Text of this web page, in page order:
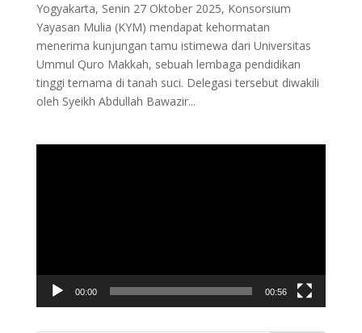
Yogyakarta, Senin 27 Oktober 2025, Konsorsium
Yayasan Mulia (KYM) mendapat kehormatan
menerima kunjungan tamu istimewa dari Universitas
Ummul Quro Makkah, sebuah lembaga pendidikan
tinggi ternama di tanah suci. Delegasi tersebut diwakili
oleh Syeikh Abdullah Bawazir...
00:00 00:56